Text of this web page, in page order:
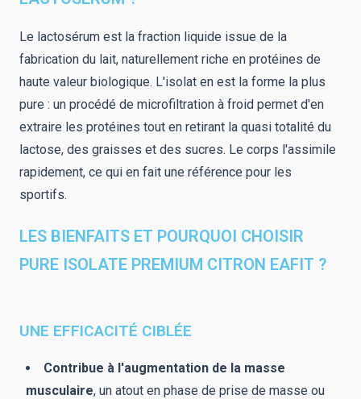
Le lactosérum est la fraction liquide issue de la
fabrication du lait, naturellement riche en protéines de
haute valeur biologique. L'isolat en est la forme la plus
pure : un procédé de microfiltration à froid permet d'en
extraire les protéines tout en retirant la quasi totalité du
lactose, des graisses et des sucres. Le corps l'assimile
rapidement, ce qui en fait une référence pour les
sportifs.
LES BIENFAITS ET POURQUOI CHOISIR
PURE ISOLATE PREMIUM CITRON EAFIT ?
UNE EFFICACITÉ CIBLÉE
Contribue à l'augmentation de la masse
musculaire, un atout en phase de prise de masse ou